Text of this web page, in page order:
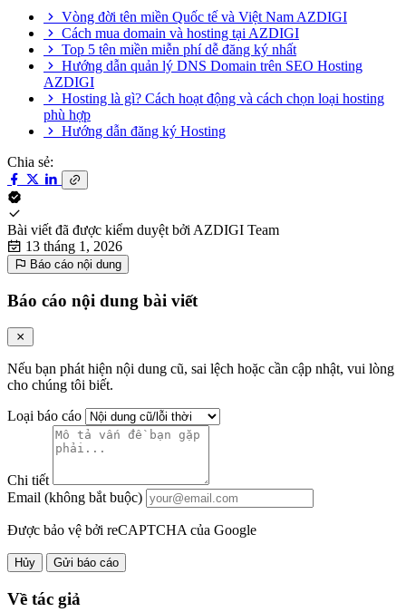
Vòng đời tên miền Quốc tế và Việt Nam AZDIGI
Cách mua domain và hosting tại AZDIGI
Top 5 tên miền miễn phí dễ đăng ký nhất
Hướng dẫn quản lý DNS Domain trên SEO Hosting
AZDIGI
Hosting là gì? Cách hoạt động và cách chọn loại hosting
phù hợp
Hướng dẫn đăng ký Hosting
Chia sẻ:
Bài viết đã được kiểm duyệt bởi AZDIGI Team
13 tháng 1, 2026
Báo cáo nội dung
Báo cáo nội dung bài viết
Nếu bạn phát hiện nội dung cũ, sai lệch hoặc cần cập nhật, vui lòng
cho chúng tôi biết.
Loại báo cáo
Chi tiết
Email (không bắt buộc)
Được bảo vệ bởi reCAPTCHA của Google
Hủy Gửi báo cáo
Về tác giả